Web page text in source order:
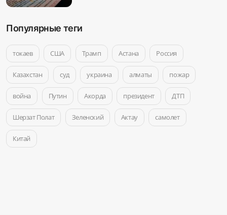
Популярные теги
токаев США Трамп Астана Россия
Казахстан суд украина алматы пожар
война Путин Акорда президент ДТП
Шерзат Полат Зеленский Актау самолет
Китай